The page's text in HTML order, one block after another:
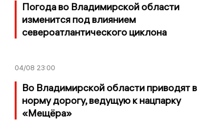
Погода во Владимирской области
изменится под влиянием
североатлантического циклона
04/08 23:00
Во Владимирской области приводят в
норму дорогу, ведущую к нацпарку
«Мещёра»